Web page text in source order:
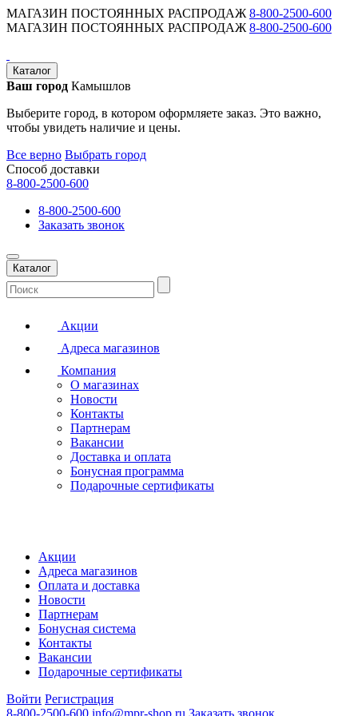
МАГАЗИН ПОСТОЯННЫХ РАСПРОДАЖ 8-800-2500-600
МАГАЗИН ПОСТОЯННЫХ РАСПРОДАЖ 8-800-2500-600
Каталог
Ваш город Камышлов
Выберите город, в котором оформляете заказ. Это важно,
чтобы увидеть наличие и цены.
Все верно Выбрать город
Способ доставки
8-800-2500-600
8-800-2500-600
Заказать звонок
Каталог
Акции
Адреса магазинов
Компания
О магазинах
Новости
Контакты
Партнерам
Вакансии
Доставка и оплата
Бонусная программа
Подарочные сертификаты
Акции
Адреса магазинов
Оплата и доставка
Новости
Партнерам
Бонусная система
Контакты
Вакансии
Подарочные сертификаты
Войти Регистрация
8-800-2500-600 info@mpr-shop.ru Заказать звонок